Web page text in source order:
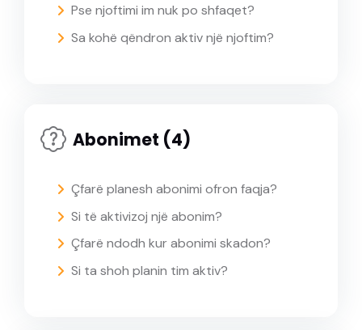
Pse njoftimi im nuk po shfaqet?
Sa kohë qëndron aktiv një njoftim?
Abonimet (4)
Çfarë planesh abonimi ofron faqja?
Si të aktivizoj një abonim?
Çfarë ndodh kur abonimi skadon?
Si ta shoh planin tim aktiv?